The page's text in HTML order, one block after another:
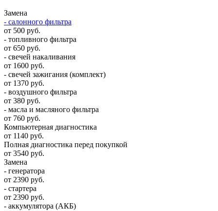
Замена
- салонного фильтра
от 500 руб.
- топливного фильтра
от 650 руб.
- свечей накаливания
от 1600 руб.
- свечей зажигания (комплект)
от 1370 руб.
- воздушного фильтра
от 380 руб.
- масла и масляного фильтра
от 760 руб.
Компьютерная диагностика
от 1140 руб.
Полная диагностика перед покупкой
от 3540 руб.
Замена
- генератора
от 2390 руб.
- стартера
от 2390 руб.
- аккумулятора (АКБ)